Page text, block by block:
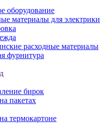
оборудование
материалы для электрики
расходные материалы
фурнитура
бирок
пакетах
термокартоне